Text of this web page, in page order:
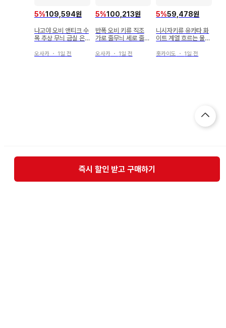
5%109,594원
나고야 오비 앤티크 수
목 추상 무늬 금실 은
오사카 ・ 1일 전
5%100,213원
반폭 오비 키류 직조
가로 줄무늬 세로 줄무
042tz
오사카・ 1일 전
5%59,478원
니시자키류 유카타 화
이트 계열 흐르는 물
홋카이도 ・ 1일 전
즉시 할인 받고 구매하기